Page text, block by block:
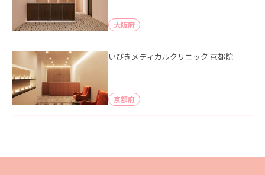
大阪府
いびきメディカルクリニック 京都院
京都府